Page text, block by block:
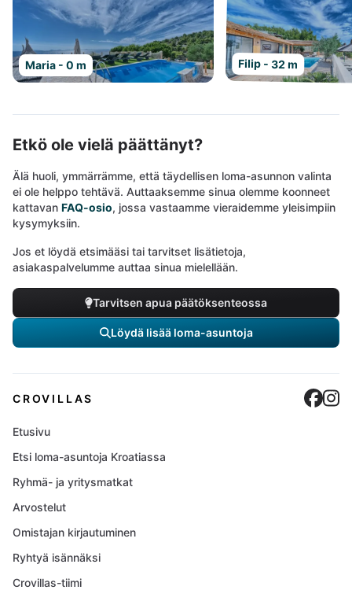
Maria - 0 m Filip - 32 m
Etkö ole vielä päättänyt?
Älä huoli, ymmärrämme, että täydellisen loma-asunnon valinta
ei ole helppo tehtävä. Auttaaksemme sinua olemme koonneet
kattavan FAQ-osio, jossa vastaamme vieraidemme yleisimpiin
kysymyksiin.
Jos et löydä etsimääsi tai tarvitset lisätietoja,
asiakaspalvelumme auttaa sinua mielellään.
Tarvitsen apua päätöksenteossa
Löydä lisää loma-asuntoja
CROVILLAS
Etusivu
Etsi loma-asuntoja Kroatiassa
Ryhmä- ja yritysmatkat
Arvostelut
Omistajan kirjautuminen
Ryhtyä isännäksi
Crovillas-tiimi